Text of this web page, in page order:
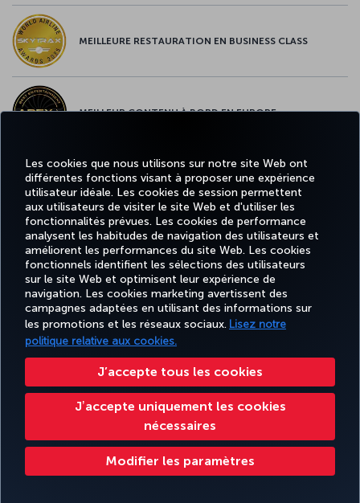
Les cookies que nous utilisons sur notre site Web ont
différentes fonctions visant à proposer une expérience
utilisateur idéale. Les cookies de session permettent
aux utilisateurs de visiter le site Web et d'utiliser les
fonctionnalités prévues. Les cookies de performance
analysent les habitudes de navigation des utilisateurs et
améliorent les performances du site Web. Les cookies
fonctionnels identifient les sélections des utilisateurs
sur le site Web et optimisent leur expérience de
navigation. Les cookies marketing avertissent des
campagnes adaptées en utilisant des informations sur
les promotions et les réseaux sociaux. Lisez notre
politique relative aux cookies.
J’accepte tous les cookies
Jʼaccepte uniquement les cookies
nécessaires
Modifier les paramètres
MEILLEURE RESTAURATION EN BUSINESS CLASS
MEILLEUR CONTENU À BORD EN EUROPE
MEILLEUR WI-FI EN EUROPE
Facebook
TwitterInstagram
YouTubeLinkedIn
TiktokBlogPinterest
RÉSERVER
ET GÉRER
EXPÉRIENCE
OFFRES ET
DESTINATIONS
AIDE
MILES
&
Accessibilité
Modifier les paramètres des cookies. Plan de service client US DOT
Droits des personnes concernées dans l’UE.
Turkish Airlines Copyright © 1996 - 2026